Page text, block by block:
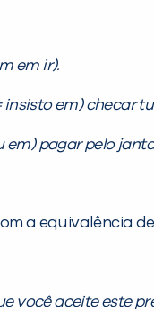
em ir).
insisto em) checar
em) pagar pelo
a equivalência
você aceite este